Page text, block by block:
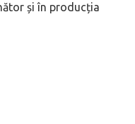
și în producția